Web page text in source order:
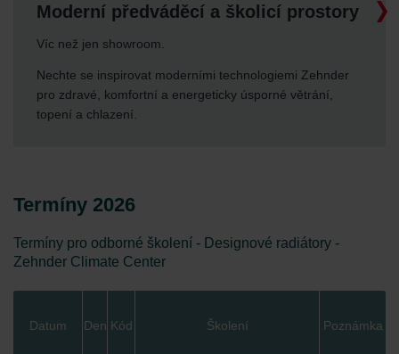
Moderní předváděcí a školicí prostory
Víc než jen showroom.
Nechte se inspirovat moderními technologiemi Zehnder
pro zdravé, komfortní a energeticky úsporné větrání,
topení a chlazení.
Termíny 2026
Termíny pro odborné školení - Designové radiátory -
Zehnder Climate Center
Datum Den Kód Školení Poznámka